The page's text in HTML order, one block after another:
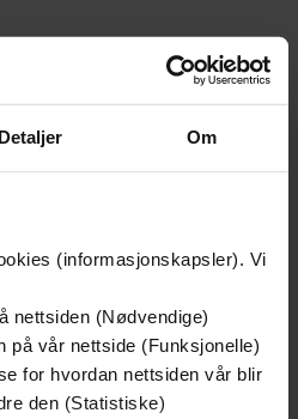
Detaljer Om
(informasjonskapsler). Vi
nettsiden (Nødvendige)
på vår nettside (Funksjonelle)
for hvordan nettsiden vår blir
den (Statistiske)
Premium